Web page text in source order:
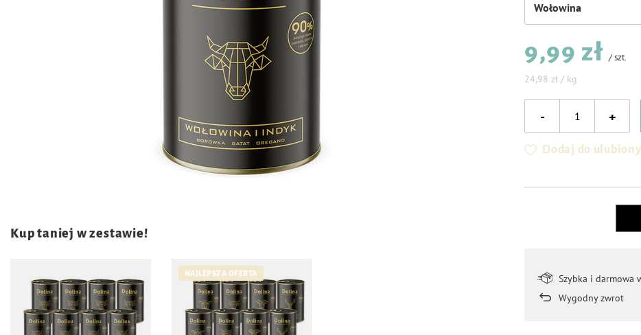
Wołowina
9,99 zł /szt.
24,98 zł / kg
- +
Dodaj do
Szybka i darmowa
Wygodny zwrot
Kup taniej w zestawie!
NAJLEPSZA OFERTA